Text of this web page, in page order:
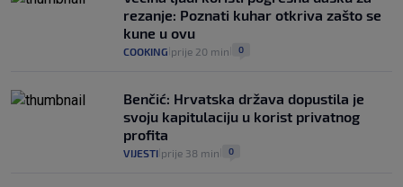
koliko iz Osijeka
2. kol. 14
rezanje: Poznati kuhar otkriva zašto se
kune u ovu
COOKING prije 20 min 0
Benčić: Hrvatska država dopustila je
svoju kapitulaciju u korist privatnog
profita
VIJESTI prije 38 min 0